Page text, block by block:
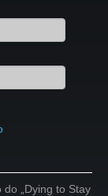
„Dying to Stay